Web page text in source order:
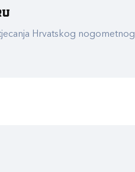
Hrvatskog nogometnog